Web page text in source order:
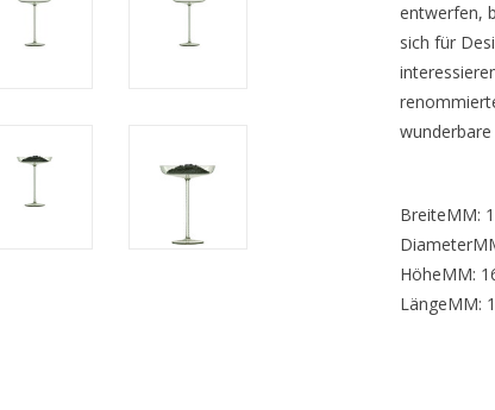
entwerfen,
sich für
BreiteMM:
HöheMM:
LängeMM: